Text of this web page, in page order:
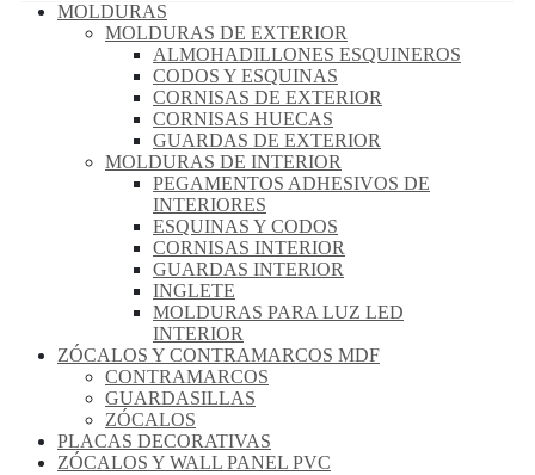
MOLDURAS
MOLDURAS DE EXTERIOR
ALMOHADILLONES ESQUINEROS
CODOS Y ESQUINAS
CORNISAS DE EXTERIOR
CORNISAS HUECAS
GUARDAS DE EXTERIOR
MOLDURAS DE INTERIOR
PEGAMENTOS ADHESIVOS DE
INTERIORES
ESQUINAS Y CODOS
CORNISAS INTERIOR
GUARDAS INTERIOR
INGLETE
MOLDURAS PARA LUZ LED
INTERIOR
ZÓCALOS Y CONTRAMARCOS MDF
CONTRAMARCOS
GUARDASILLAS
ZÓCALOS
PLACAS DECORATIVAS
ZÓCALOS Y WALL PANEL PVC